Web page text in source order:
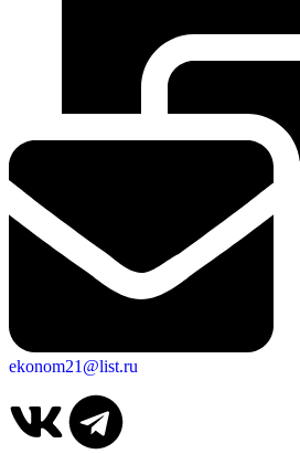
ekonom21@list.ru